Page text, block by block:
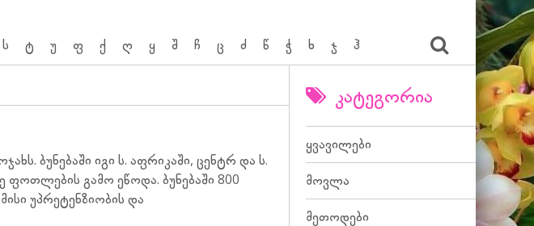
ს ტ უ ფ ქ ღ ყ შ ჩ ც ძ წ ჭ ხ ჯ ჰ
ბუნებაში იგი ს. აფრიკაში, ცენტრ და ს.
ფოთლების გამო ეწოდა. ბუნებაში 800
უპრეტენზიობის და
კატეგორია
ყვავილები
მოვლა
მეთოდები